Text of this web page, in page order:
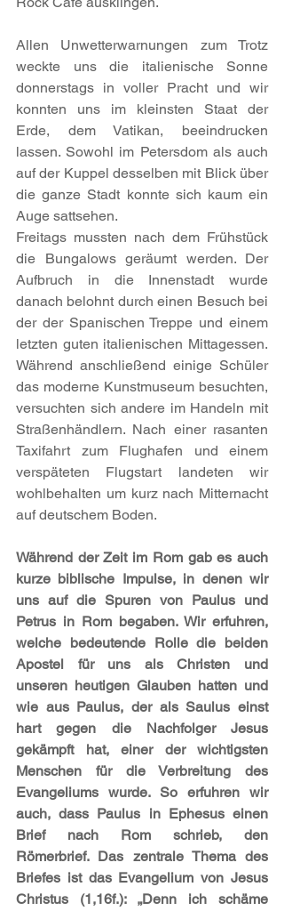
Allen Unwetterwarnungen zum Trotz
weckte uns die italienische Sonne
donnerstags in voller Pracht und wir
konnten uns im kleinsten Staat der
Erde, dem Vatikan, beeindrucken
lassen. Sowohl im Petersdom als auch
auf der Kuppel desselben mit Blick über
die ganze Stadt konnte sich kaum ein
Auge sattsehen.
Freitags mussten nach dem Frühstück
die Bungalows geräumt werden. Der
Aufbruch in die Innenstadt wurde
danach belohnt durch einen Besuch bei
der der Spanischen Treppe und einem
letzten guten italienischen Mittagessen.
Während anschließend einige Schüler
das moderne Kunstmuseum besuchten,
versuchten sich andere im Handeln mit
Straßenhändlern. Nach einer rasanten
Taxifahrt zum Flughafen und einem
verspäteten Flugstart landeten wir
wohlbehalten um kurz nach Mitternacht
auf deutschem Boden.
Während der Zeit im Rom gab es auch
kurze biblische Impulse, in denen wir
uns auf die Spuren von Paulus und
Petrus in Rom begaben. Wir erfuhren,
welche bedeutende Rolle die beiden
Apostel für uns als Christen und
unseren heutigen Glauben hatten und
wie aus Paulus, der als Saulus einst
hart gegen die Nachfolger Jesus
gekämpft hat, einer der wichtigsten
Menschen für die Verbreitung des
Evangeliums wurde. So erfuhren wir
auch, dass Paulus in Ephesus einen
Brief nach Rom schrieb, den
Römerbrief. Das zentrale Thema des
Briefes ist das Evangelium von Jesus
Christus (1,16f.): „Denn ich schäme